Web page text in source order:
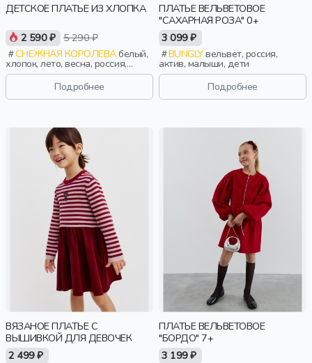
ДЕТСКОЕ ПЛАТЬЕ ИЗ ХЛОПКА
2 590 ₽ 5 290 ₽
СНЕЖНАЯ КОРОЛЕВАбелый,
хлопок, лето, весна, россия,
ажур, тонкие, девочки, дети
Подробнее
ПЛАТЬЕ ВЕЛЬВЕТОВОЕ
"САХАРНАЯ РОЗА" 0+
3 099 ₽
BUNGLYвельвет, россия,
актив, малыши, дети
Подробнее
ВЯЗАНОЕ ПЛАТЬЕ С
ВЫШИВКОЙ ДЛЯ ДЕВОЧЕК
2 499 ₽
ПЛАТЬЕ ВЕЛЬВЕТОВОЕ
"БОРДО" 7+
3 199 ₽